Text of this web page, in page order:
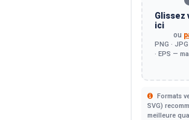
Glissez
ici
ou
PNG · JPG
· EPS —
Formats
SVG)
meilleure